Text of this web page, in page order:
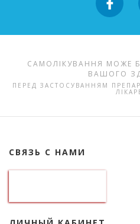
САМОЛІКУВАННЯ МОЖЕ
ВАШОГО
ПЕРЕД ЗАСТОСУВАННЯМ
СВЯЗЬ С НАМИ
Контактная информация
б-р Леси Украинки, 9